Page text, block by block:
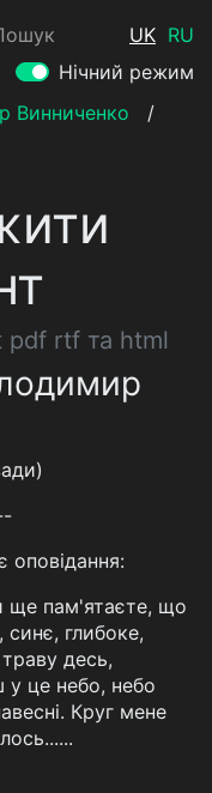
UK RU
Нічний режим
Винниченко
/
rtf та html
оповідання:
ще пам'ятаєте, що
глибоке,
десь,
у це небо, небо
Круг мене